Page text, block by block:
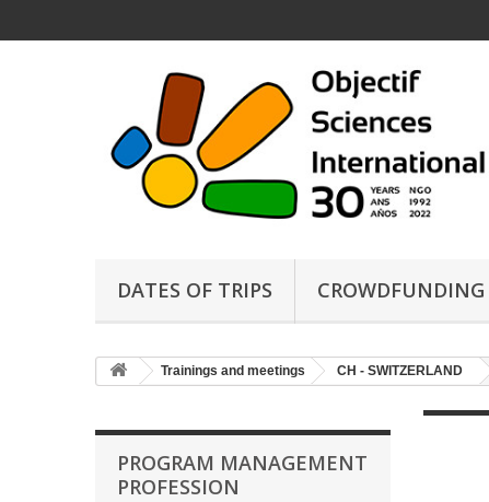
DATES OF TRIPS CROWDFUNDING
Trainings and meetings CH - SWITZERLAND
PROGRAM MANAGEMENT
PROFESSION